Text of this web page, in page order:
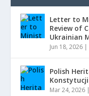
Letter to
Review of
Ukrainian
Jun 18, 2026 |
Polish
Mar 24, 2026 |